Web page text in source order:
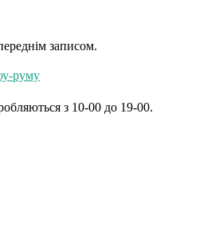
записом.
руму
з 10-00 до 19-00.